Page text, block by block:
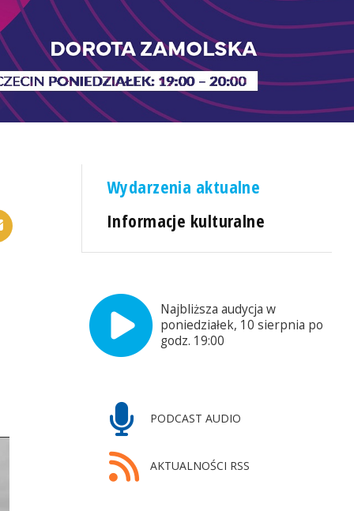
Wydarzenia aktualne
Informacje kulturalne
Najbliższa audycja w
poniedziałek, 10 sierpnia po
godz. 19:00
PODCAST AUDIO
AKTUALNOŚCI RSS